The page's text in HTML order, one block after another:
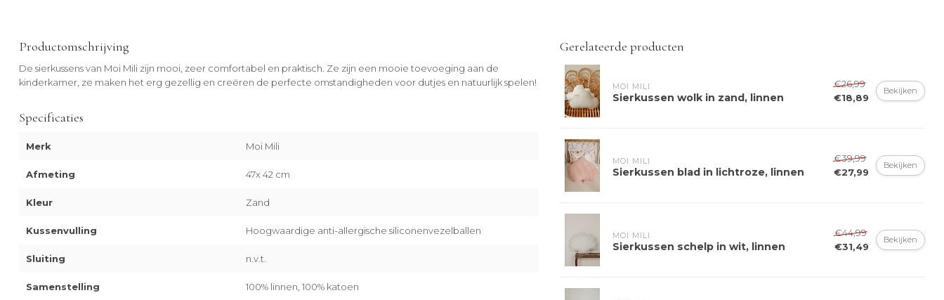
Productomschrijving
De sierkussens van Moi Mili zijn mooi, zeer comfortabel en praktisch. Ze zijn een mooie toevoeging aan de
kinderkamer, ze maken het erg gezellig en creëren de perfecte omstandigheden voor dutjes en natuurlijk spelen!
Specificaties
Merk Moi Mili
Afmeting 47x 42 cm
Kleur Zand
Kussenvulling Hoogwaardige anti-allergische siliconenvezelballen
Sluiting n.v.t.
Samenstelling 100% linnen, 100% katoen
Gerelateerde producten
MOI MILI
Sierkussen wolk in zand, linnen
€26,99
€18,89
Bekijken
MOI MILI
Sierkussen blad in lichtroze, linnen
€39,99
€27,99
Bekijken
MOI MILI
Sierkussen schelp in wit, linnen
€44,99
€31,49
Bekijken